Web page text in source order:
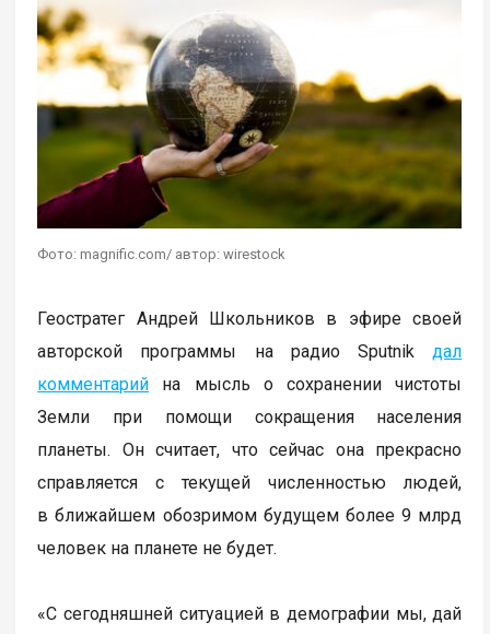
Фото: magnific.com/ автор: wirestock
Геостратег Андрей Школьников в эфире своей
авторской программы на радио Sputnikдал
комментарий на мысль о сохранении чистоты
Земли при помощи сокращения населения
планеты. Он считает, что сейчас она прекрасно
справляется с текущей численностью людей,
в ближайшем обозримом будущем более 9 млрд
человек на планете не будет.
«С сегодняшней ситуацией в демографии мы, дай